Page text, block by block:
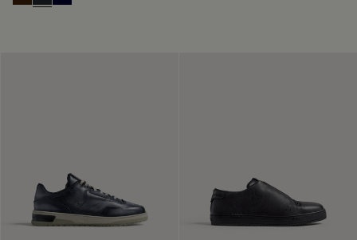
Marrone Intenso
Nero Fume
Nero Blu